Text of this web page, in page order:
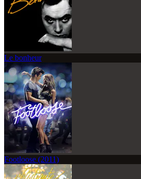
Le bonheur
Footloose (2011)